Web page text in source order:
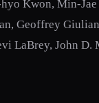
Kwon, Min-
Geoffrey
LaBrey, John D.